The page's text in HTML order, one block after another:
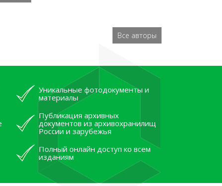
Все авторы
Уникальные фотодокументы и
материалы
Публикация архивных
документов из архивохранилищ
России и зарубежья
Полный онлайн доступ ко всем
изданиям